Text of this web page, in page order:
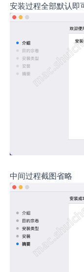
安装过程全部默认即
中间过程截图省略